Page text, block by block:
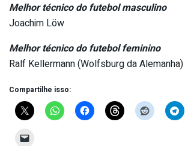
Melhor técnico do futebol masculino
Joachim Löw
Melhor técnico do futebol feminino
Ralf Kellermann (Wolfsburg da Alemanha)
Compartilhe isso: